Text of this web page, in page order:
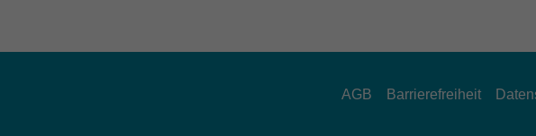
AGB Barrierefreiheit